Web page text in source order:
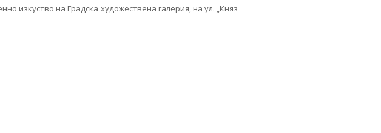
изкуство на Градска художествена галерия, на ул. „Княз